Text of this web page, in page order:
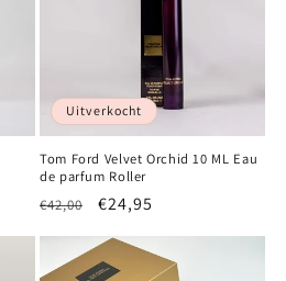
Uitverkocht
Tom Ford Velvet Orchid 10 ML Eau
de parfum Roller
Normale
€42,00 Aanbiedingsprijs
€24,95